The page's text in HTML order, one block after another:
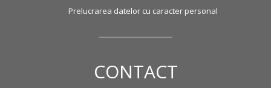
Prelucrarea datelor cu caracter personal
CONTACT